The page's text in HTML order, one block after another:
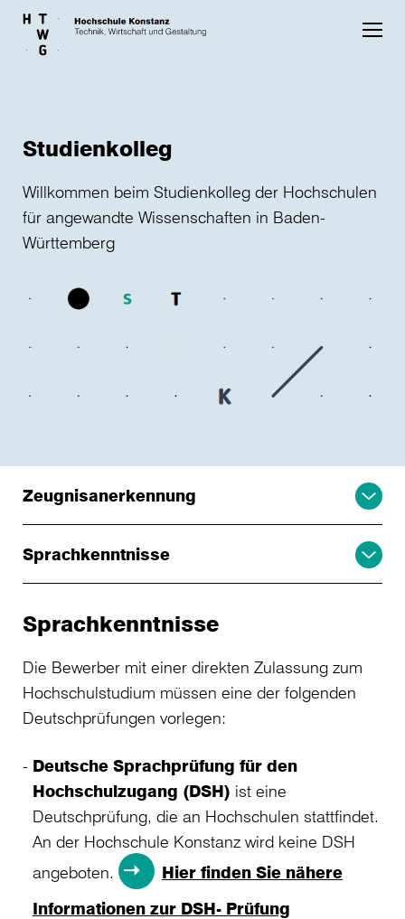
Skip to main content
Studienkolleg
Willkommen beim Studienkolleg der Hochschulen
für angewandte Wissenschaften in Baden-
Württemberg
Zeugnisanerkennung
Sprachkenntnisse
Sprachkenntnisse
Die Bewerber mit einer direkten Zulassung zum
Hochschulstudium müssen eine der folgenden
Deutschprüfungen vorlegen:
Deutsche Sprachprüfung für den
Hochschulzugang (DSH) ist eine
Deutschprüfung, die an Hochschulen stattfindet.
An der Hochschule Konstanz wird keine DSH
angeboten.
Hier finden Sie nähere
Informationen zur DSH- Prüfung